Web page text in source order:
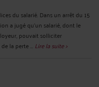
du salarié. Dans un arrêt du 15
a jugé qu'un salarié, dont le
pouvait solliciter
la perte ... Lire la suite >